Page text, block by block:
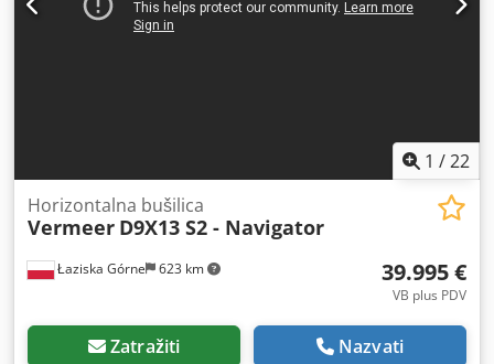
1 /22
Łaziska Górne 623 km
Horizontalna bušilica
Vermeer D9X13 S2 - Navigator
39.995 €
VB plus PDV
Zatražiti Nazvati